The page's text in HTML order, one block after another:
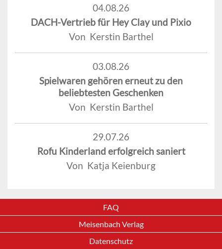
04.08.26
DACH-Vertrieb für Hey Clay und Pixio
Von Kerstin Barthel
03.08.26
Spielwaren gehören erneut zu den
beliebtesten Geschenken
Von Kerstin Barthel
29.07.26
Rofu Kinderland erfolgreich saniert
Von Katja Keienburg
FAQ
Meisenbach Verlag
Datenschutz